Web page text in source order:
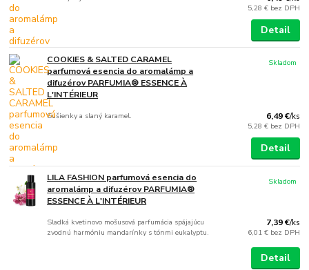
5,28 € bez DPH
Detail
COOKIES & SALTED CARAMEL
parfumová esencia do aromalámp a
difuzérov PARFUMIA® ESSENCE À
L'INTÉRIEUR
Sušienky a slaný karamel. 6,49 €/ks
5,28 € bez DPH
Skladom
Detail
LILA FASHION parfumová esencia do
aromalámp a difuzérov PARFUMIA®
ESSENCE À L'INTÉRIEUR
Sladká kvetinovo mošusová parfumácia spájajúcu
zvodnú harmóniu mandarínky s tónmi eukalyptu.
7,39 €/ks
6,01 € bez DPH
Skladom
Detail